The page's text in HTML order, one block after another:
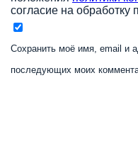
согласие на
Сохранить моё имя, email и
последующих моих